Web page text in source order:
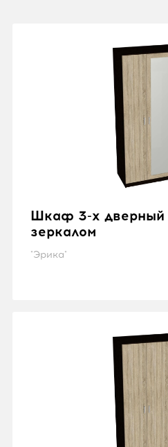
Шкаф 3-х дверный
зеркалом
"Эрика"